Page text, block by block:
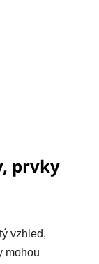
prvky
vzhled,
mohou